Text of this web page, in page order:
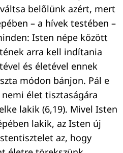
belőlünk azért, mert
– a hívek testében –
Isten népe között
arra kell indítania
és életével ennek
módon bánjon. Pál e
élet tisztaságára
lakik (6,19). Mivel Isten
lakik, az Isten új
az, hogy